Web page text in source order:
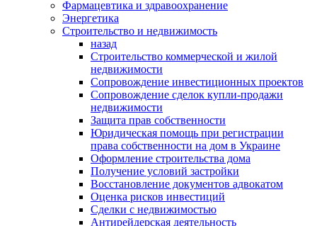
Фармацевтика и здравоохранение
Энергетика
Строительство и недвижимость
назад
Строительство коммерческой и жилой
недвижимости
Сопровождение инвестиционных проектов
Сопровождение сделок купли-продажи
недвижимости
Защита прав собственности
Юридическая помощь при регистрации
права собственности на дом в Украине
Оформление строительства дома
Получение условий застройки
Восстановление документов адвокатом
Оценка рисков инвестиций
Сделки с недвижимостью
Антирейдерская деятельность